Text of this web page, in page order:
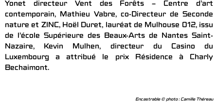
Yonet directeur Vent des Forêts – Centre d’art
contemporain, Mathieu Vabre, co-Directeur de Seconde
nature et ZINC, Hoël Duret, lauréat de Mulhouse 012, issu
de l’école Supérieure des Beaux-Arts de Nantes Saint-
Nazaire, Kevin Mulhen, directeur du Casino du
Luxembourg a attribué le prix Résidence à Charly
Bechaimont.
Encastrable © photo : Camille Théreau